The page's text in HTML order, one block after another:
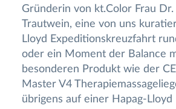
Gründerin von kt.Color Frau
Trautwein, eine von uns
Lloyd Expeditionskreuzfahrt
oder ein Moment der Balance
besonderen Produkt wie der
Master V4
übrigens auf einer Hapag-